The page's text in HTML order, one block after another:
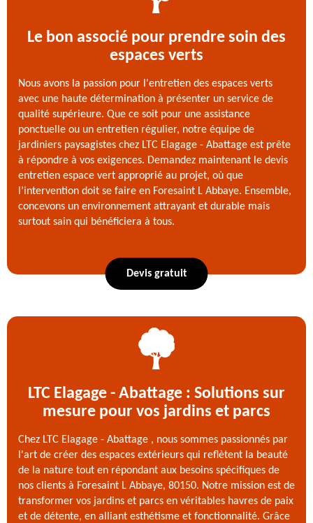
Le bon associé pour prendre soin des
espaces verts
Nous avons la passion pour l'entretien des espaces verts
avec une haute détermination à présenter un service de
qualité supérieure. Que ce soit pour une assistance
ponctuelle ou un entretien régulier, notre équipe de
jardiniers paysagistes chez LTC Elagage - Abattage est prête
à répondre à vos exigences. Demandez maintenant le devis
entretien espace vert approprié au projet, où que
l’intervention doit se faire en Foresaint L Abbaye. Ensemble,
concevons un environnement attrayant et durable mais
surtout sain qui bénéficiera à tous.
Devis gratuit
LTC Elagage - Abattage : Solutions sur
mesure pour vos jardins et parcs
Chez LTC Elagage - Abattage , nous sommes passionnés par
l'art de créer des espaces extérieurs qui reflètent la beauté
de la nature tout en répondant aux besoins spécifiques de
nos clients à Foresaint L Abbaye, 80150. Notre mission est de
transformer vos jardins et parcs en véritables havres de paix
et de détente, en alliant esthétisme et fonctionnalité. Grâce